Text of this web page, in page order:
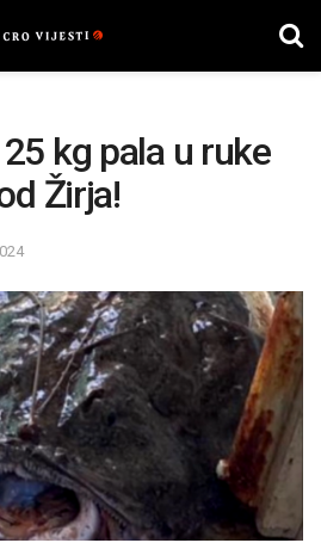
kg pala u ruke
Žirja!